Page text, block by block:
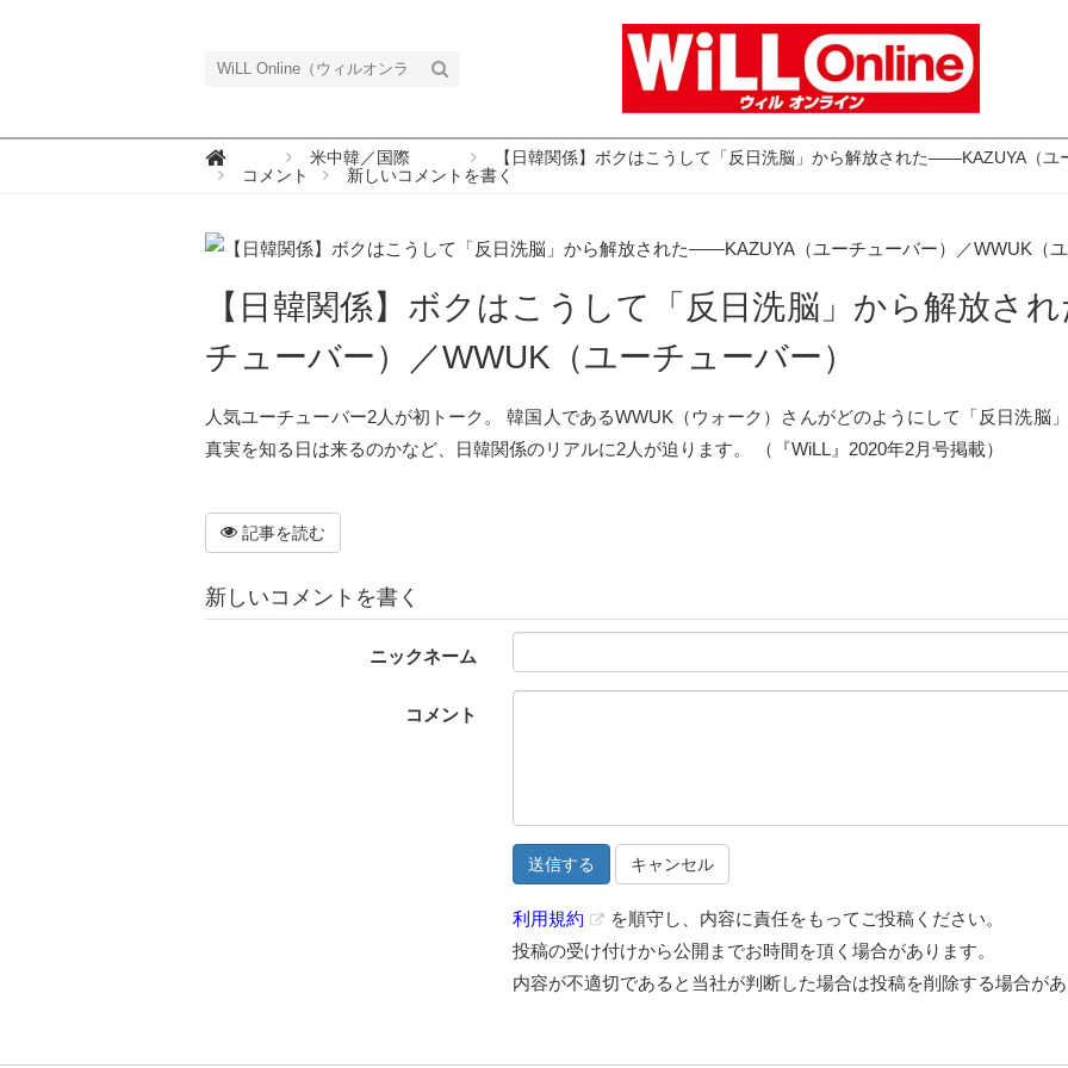
W
n
e
（
ィ
ン
ラ
イ
ン
米中韓／国際
【日韓関係】ボクはこうして「反日洗脳」から解放された――KAZUYA（
コメント
新しいコメントを書く
【日韓関係】ボクはこうして「反日洗脳」から解放さ
チューバー）／WWUK（ユーチューバー）
人気ユーチューバー2人が初トーク。 韓国人であるWWUK（ウォーク）さんがどのようにして「反日洗
真実を知る日は来るのかなど、日韓関係のリアルに2人が迫ります。 （『WiLL』2020年2月号掲載）
記事を読む
新しいコメントを書く
ニックネーム
コメント
キャンセル
利用規約
を順守し、内容に責任をもってご投稿ください。
投稿の受け付けから公開までお時間を頂く場合があります。
内容が不適切であると当社が判断した場合は投稿を削除する場合が